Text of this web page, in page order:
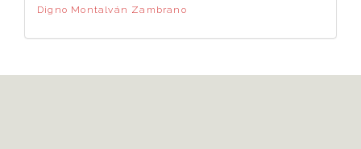
Digno Montalván Zambrano